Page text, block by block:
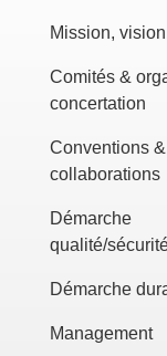
Mission,
Comités &
concertation
Conventions &
collaborations
Démarche
qualité/
Démarche
Management